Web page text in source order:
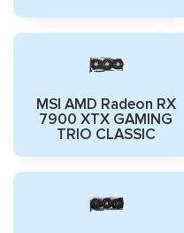
MSI AMD Radeon RX
7900 XTX GAMING
TRIO CLASSIC